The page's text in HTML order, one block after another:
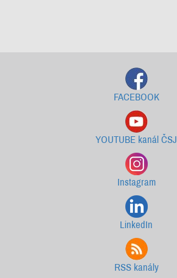
FACEBOOK
YOUTUBE kanál ČSJ
Instagram
LinkedIn
RSS kanály